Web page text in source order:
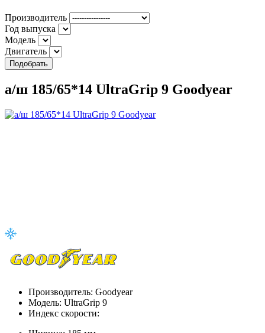
Производитель
Год выпуска
Модель
Двигатель
Подобрать
а/ш 185/65*14 UltraGrip 9 Goodyear
Производитель: Goodyear
Модель: UltraGrip 9
Индекс скорости: